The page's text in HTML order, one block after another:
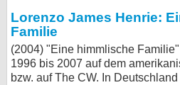
Lorenzo James Henrie:
Familie
(2004) "Eine himmlische
1996 bis 2007 auf dem
bzw. auf The CW. In